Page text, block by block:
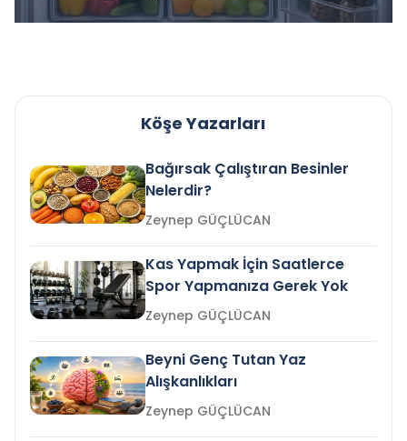
Köşe Yazarları
Bağırsak Çalıştıran Besinler
Nelerdir?
Zeynep GÜÇLÜCAN
Kas Yapmak İçin Saatlerce
Spor Yapmanıza Gerek Yok
Zeynep GÜÇLÜCAN
Beyni Genç Tutan Yaz
Alışkanlıkları
Zeynep GÜÇLÜCAN